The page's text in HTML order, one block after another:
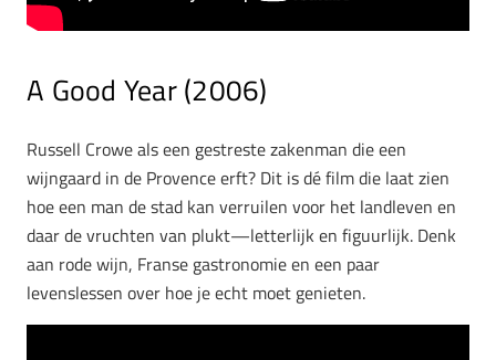
A Good Year (2006)
Russell Crowe als een gestreste zakenman die een
wijngaard in de Provence erft? Dit is dé film die laat zien
hoe een man de stad kan verruilen voor het landleven en
daar de vruchten van plukt—letterlijk en figuurlijk. Denk
aan rode wijn, Franse gastronomie en een paar
levenslessen over hoe je echt moet genieten.